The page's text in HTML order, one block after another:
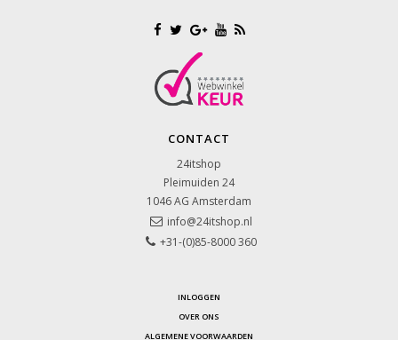
CONTACT
24itshop
Pleimuiden 24
1046 AG Amsterdam
info@24itshop.nl
+31-(0)85-8000 360
INLOGGEN
OVER ONS
ALGEMENE VOORWAARDEN